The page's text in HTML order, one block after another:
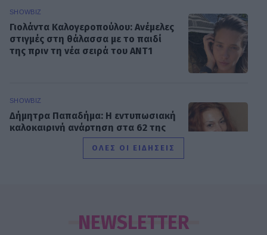
SHOWBIZ
Γιολάντα Καλογεροπούλου: Ανέμελες
στιγμές στη θάλασσα με το παιδί
της πριν τη νέα σειρά του ΑΝΤ1
SHOWBIZ
Δήμητρα Παπαδήμα: Η εντυπωσιακή
καλοκαιρινή ανάρτηση στα 62 της
και η εξομολόγηση για τη ζωή της
στιγμές στη Μύκονο αγκαλιά με την
κόρη της και η πρόταση γάμου
ΟΛΕΣ ΟΙ ΕΙΔΗΣΕΙΣ
NEWSLETTER